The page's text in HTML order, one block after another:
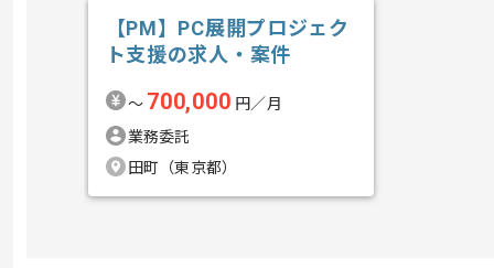
【PM】PC展開プロジェク
ト支援の求人・案件
〜 700,000 円／月
業務委託
田町（東京都）